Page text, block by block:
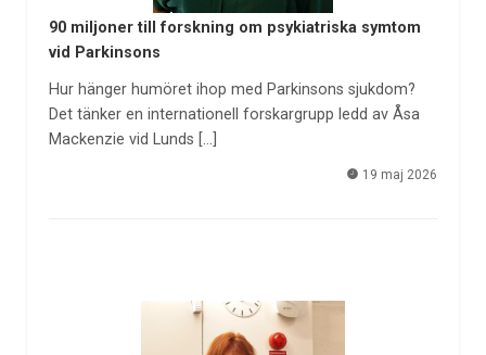
90 miljoner till forskning om psykiatriska symtom
vid Parkinsons
Hur hänger humöret ihop med Parkinsons sjukdom?
Det tänker en internationell forskargrupp ledd av Åsa
Mackenzie vid Lunds […]
19 maj 2026